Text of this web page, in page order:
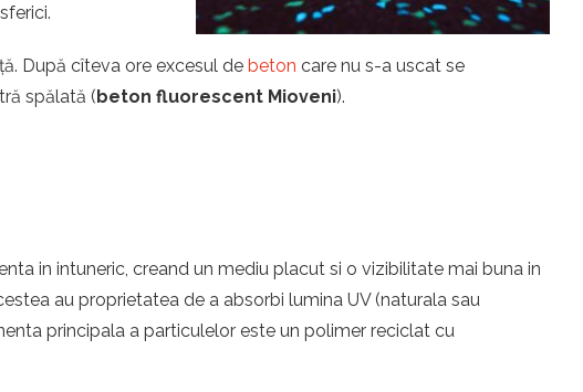
După cîteva ore excesul de beton care nu s-a uscat se
spălată (beton fluorescent Mioveni).
in intuneric, creand un mediu placut si o vizibilitate mai buna in
au proprietatea de a absorbi lumina UV (naturala sau
principala a particulelor este un polimer reciclat cu